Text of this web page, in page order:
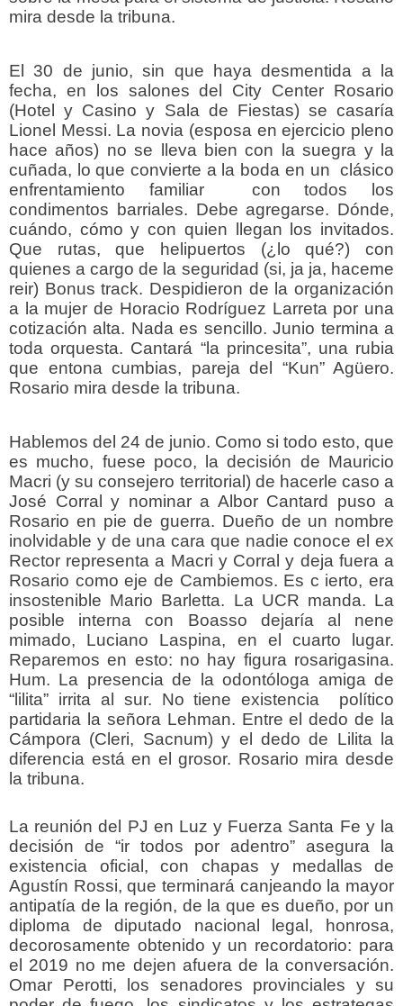
mira desde la tribuna.
El 30 de junio, sin que haya desmentida a la
fecha, en los salones del City Center Rosario
(Hotel y Casino y Sala de Fiestas) se casaría
Lionel Messi. La novia (esposa en ejercicio pleno
hace años) no se lleva bien con la suegra y la
cuñada, lo que convierte a la boda en un clásico
enfrentamiento familiar con todos los
condimentos barriales. Debe agregarse. Dónde,
cuándo, cómo y con quien llegan los invitados.
Que rutas, que helipuertos (¿lo qué?) con
quienes a cargo de la seguridad (si, ja ja, haceme
reir) Bonus track. Despidieron de la organización
a la mujer de Horacio Rodríguez Larreta por una
cotización alta. Nada es sencillo. Junio termina a
toda orquesta. Cantará “la princesita”, una rubia
que entona cumbias, pareja del “Kun” Agüero.
Rosario mira desde la tribuna.
Hablemos del 24 de junio. Como si todo esto, que
es mucho, fuese poco, la decisión de Mauricio
Macri (y su consejero territorial) de hacerle caso a
José Corral y nominar a Albor Cantard puso a
Rosario en pie de guerra. Dueño de un nombre
inolvidable y de una cara que nadie conoce el ex
Rector representa a Macri y Corral y deja fuera a
Rosario como eje de Cambiemos. Es c ierto, era
insostenible Mario Barletta. La UCR manda. La
posible interna con Boasso dejaría al nene
mimado, Luciano Laspina, en el cuarto lugar.
Reparemos en esto: no hay figura rosarigasina.
Hum. La presencia de la odontóloga amiga de
“lilita” irrita al sur. No tiene existencia político
partidaria la señora Lehman. Entre el dedo de la
Cámpora (Cleri, Sacnum) y el dedo de Lilita la
diferencia está en el grosor. Rosario mira desde
la tribuna.
La reunión del PJ en Luz y Fuerza Santa Fe y la
decisión de “ir todos por adentro” asegura la
existencia oficial, con chapas y medallas de
Agustín Rossi, que terminará canjeando la mayor
antipatía de la región, de la que es dueño, por un
diploma de diputado nacional legal, honrosa,
decorosamente obtenido y un recordatorio: para
el 2019 no me dejen afuera de la conversación.
Omar Perotti, los senadores provinciales y su